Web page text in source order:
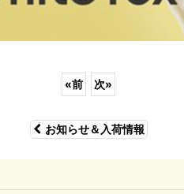
«前 次»
お知らせ＆入荷情報